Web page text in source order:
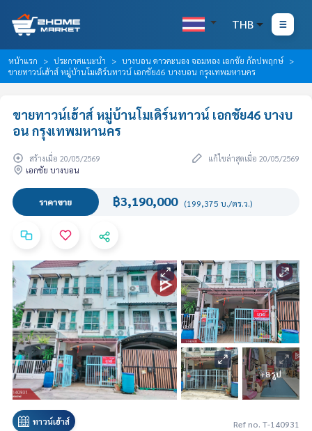
THB
หน้าแรก ประกาศแนะนำ
บางบอน ดาวคะนอง จอมทอง เอกชัย กัลปพฤกษ์
ขายทาวน์เฮ้าส์ หมู่บ้านโมเดิร์นทาวน์ เอกชัย46 บางบอน กรุงเทพมหานคร
ขายทาวน์เฮ้าส์ หมู่บ้านโมเดิร์นทาวน์ เอกชัย46 บางบ
อน กรุงเทพมหานคร
สร้างเมื่อ 20/05/2569
แก้ไขล่าสุดเมื่อ 20/05/2569
เอกชัย บางบอน
ราคาขาย ฿3,190,000 (199,375 บ./ตร.ว.)
+8 รูป
ทาวน์เฮ้าส์ Ref no. T-140931